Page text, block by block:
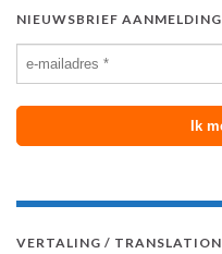
NIEUWSBRIEF AANMELDING
VERTALING / TRANSLATION